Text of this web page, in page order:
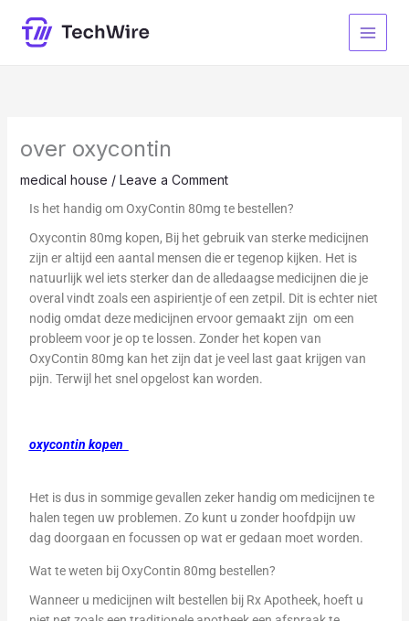
content
over oxycontin
medical house / Leave a Comment
Is het handig om OxyContin 80mg te bestellen?
Oxycontin 80mg kopen, Bij het gebruik van sterke medicijnen
zijn er altijd een aantal mensen die er tegenop kijken. Het is
natuurlijk wel iets sterker dan de alledaagse medicijnen die je
overal vindt zoals een aspirientje of een zetpil. Dit is echter niet
nodig omdat deze medicijnen ervoor gemaakt zijn om een
probleem voor je op te lossen. Zonder het kopen van
OxyContin 80mg kan het zijn dat je veel last gaat krijgen van
pijn. Terwijl het snel opgelost kan worden.
oxycontin kopen
Het is dus in sommige gevallen zeker handig om medicijnen te
halen tegen uw problemen. Zo kunt u zonder hoofdpijn uw
dag doorgaan en focussen op wat er gedaan moet worden.
Wat te weten bij OxyContin 80mg bestellen?
Wanneer u medicijnen wilt bestellen bij Rx Apotheek, hoeft u